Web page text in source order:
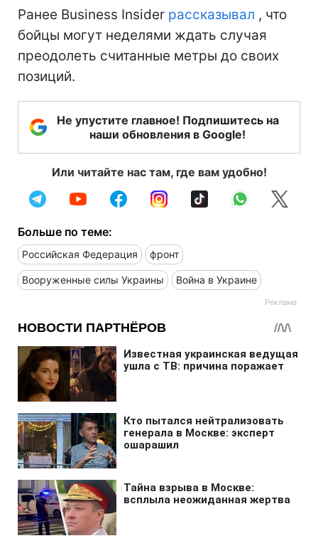
Ранее Business Insider рассказывал , что
бойцы могут неделями ждать случая
преодолеть считанные метры до своих
позиций.
Не упустите главное! Подпишитесь на
наши обновления в Google!
Или читайте нас там, где вам удобно!
Больше по теме:
Российская Федерация фронт
Вооруженные силы Украины Война в Украине